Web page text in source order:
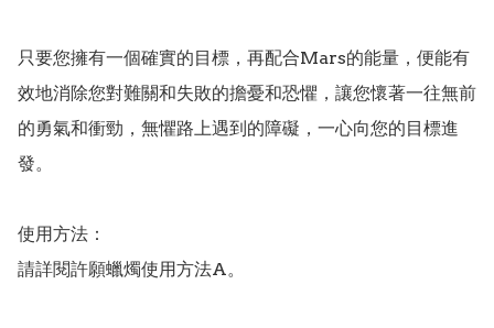
只要您擁有一個確實的目標，再配合Mars的能量，便能有
效地消除您對難關和失敗的擔憂和恐懼，讓您懷著一往無前
的勇氣和衝勁，無懼路上遇到的障礙，一心向您的目標進
發。
使用方法：
請詳閱許願蠟燭使用方法A。